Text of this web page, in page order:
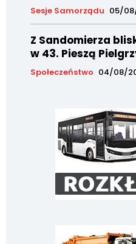
Sesje Samorządu 05/
Z Sandomierza
w 43. Pieszą
Społeczeństwo 04/08/